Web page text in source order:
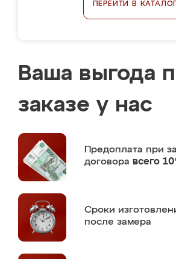
ПЕРЕЙТИ В КАТАЛОГ
Ваша выгода
заказе у нас
Предоплата при
договора всего
Сроки
после замера